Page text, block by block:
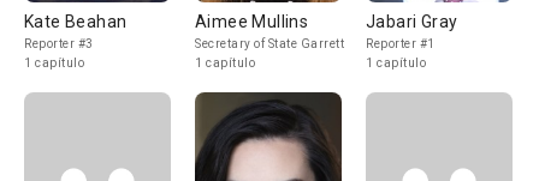
Kate Beahan
Reporter #3
1 capítulo
Aimee Mullins
Secretary of State Garrett
1 capítulo
Jabari Gray
Reporter #1
1 capítulo